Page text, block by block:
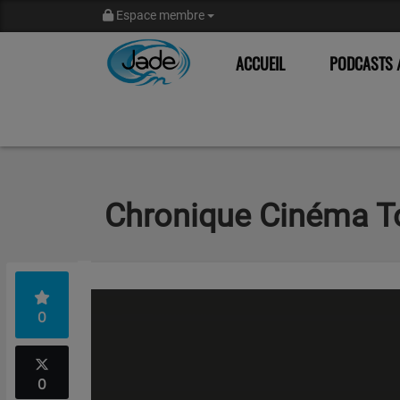
Espace membre
ACCUEIL PODCASTS
Chronique Cinéma
0
0